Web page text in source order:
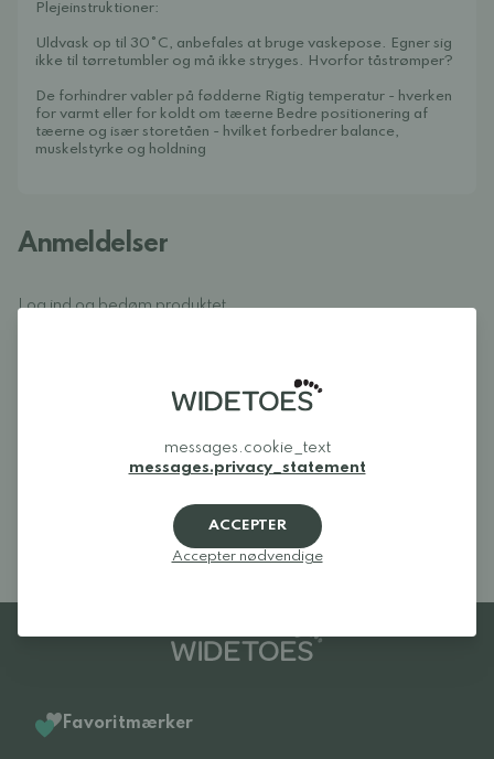
Plejeinstruktioner:
Uldvask op til 30°C, anbefales at bruge vaskepose. Egner sig
ikke til tørretumbler og må ikke stryges. Hvorfor tåstrømper?
De forhindrer vabler på fødderne Rigtig temperatur - hverken
for varmt eller for koldt om tæerne Bedre positionering af
tæerne og især storetåen - hvilket forbedrer balance,
muskelstyrke og holdning
Anmeldelser
Log ind og bedøm produktet
Der er endnu ingen anmeldelser af dette
Log ind og bedøm produktet
Favoritmærker
messages.cookie_text
messages.privacy_statement
ACCEPTER
Accepter nødvendige